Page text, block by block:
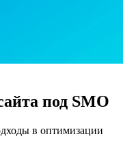
под SMO
в оптимизации